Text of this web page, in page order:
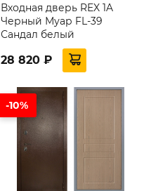
Входная дверь REX 1A
Черный Муар FL-39
Сандал белый
28 820 ₽
-10%